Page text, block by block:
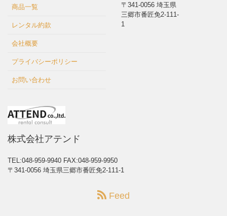
商品一覧
レンタル約款
会社概要
プライバシーポリシー
お問い合わせ
〒341-0056 埼玉県
三郷市番匠免2-111-
1
株式会社アテンド
TEL:048-959-9940 FAX:048-959-9950
〒341-0056 埼玉県三郷市番匠免2-111-1
Feed